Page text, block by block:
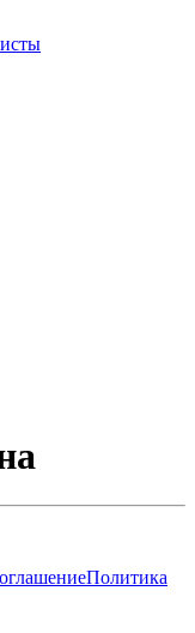
Политика